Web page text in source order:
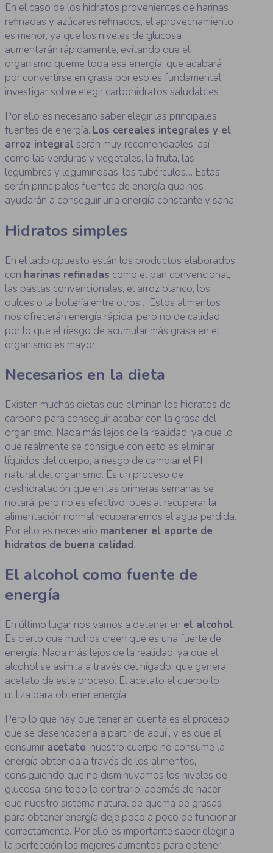
En el caso de los hidratos provenientes de harinas
refinadas y azúcares refinados, el aprovechamiento
es menor, ya que los niveles de glucosa
aumentarán rápidamente, evitando que el
organismo queme toda esa energía, que acabará
por convertirse en grasa por eso es fundamental
investigar sobre elegir carbohidratos saludables
Por ello es necesario saber elegir las principales
fuentes de energía. Los cereales integrales y el
arroz integralserán muy recomendables, así
como las verduras y vegetales, la fruta, las
legumbres y leguminosas, los tubérculos… Estas
serán principales fuentes de energía que nos
ayudarán a conseguir una energía constante y sana.
Hidratos simples
En el lado opuesto están los productos elaborados
con harinas refinadas como el pan convencional,
las pastas convencionales, el arroz blanco, los
dulces o la bollería entre otros… Estos alimentos
nos ofrecerán energía rápida, pero no de calidad,
por lo que el riesgo de acumular más grasa en el
organismo es mayor.
Necesarios en la dieta
Existen muchas dietas que eliminan los hidratos de
carbono para conseguir acabar con la grasa del
organismo. Nada más lejos de la realidad, ya que lo
que realmente se consigue con esto es eliminar
líquidos del cuerpo, a riesgo de cambiar el PH
natural del organismo. Es un proceso de
deshidratación que en las primeras semanas se
notará, pero no es efectivo, pues al recuperar la
alimentación normal recuperaremos el agua perdida.
Por ello es necesario mantener el aporte de
hidratos de buena calidad.
El alcohol como fuente de
energía
En último lugar nos vamos a detener en el alcohol.
Es cierto que muchos creen que es una fuerte de
energía. Nada más lejos de la realidad, ya que el
alcohol se asimila a través del hígado, que genera
acetato de este proceso. El acetato el cuerpo lo
utiliza para obtener energía.
Pero lo que hay que tener en cuenta es el proceso
que se desencadena a partir de aquí , y es que al
consumir acetato, nuestro cuerpo no consume la
energía obtenida a través de los alimentos,
consiguiendo que no disminuyamos los niveles de
glucosa, sino todo lo contrario, además de hacer
que nuestro sistema natural de quema de grasas
para obtener energía deje poco a poco de funcionar
correctamente. Por ello es importante saber elegir a
la perfección los mejores alimentos para obtener